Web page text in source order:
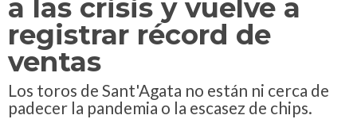
a las crisis y vuelve a
registrar récord de
ventas
Los toros de Sant'Agata no están ni cerca de
padecer la pandemia o la escasez de chips.